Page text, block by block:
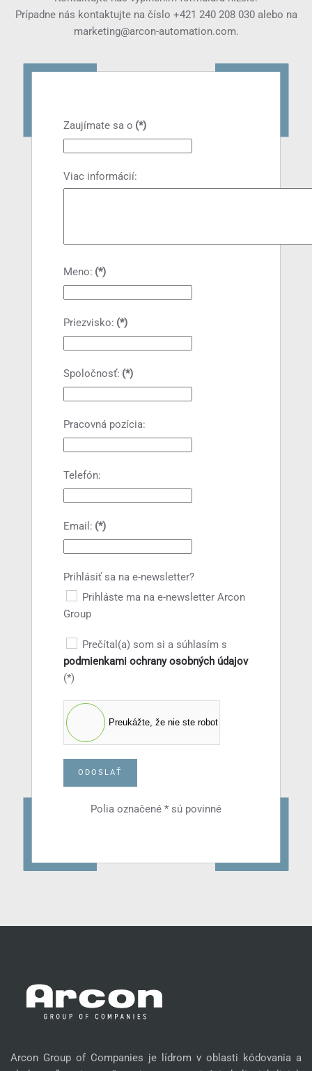
Prípadne nás kontaktujte na číslo +421 240 208 030alebo na
marketing@arcon-automation.com.
Zaujímate sa o (*)
Viac informácií:
Meno: (*)
Priezvisko: (*)
Spoločnosť: (*)
Pracovná pozícia:
Telefón:
Email: (*)
Prihlásiť sa na e-newsletter?
Prihláste ma na e-newsletter Arcon
Group
Prečítal(a) som si a súhlasím s
podmienkami ochrany osobných údajov
(*)
Preukážte, že nie ste robot
ODOSLAŤ
Polia označené * sú povinné
Arcon Group of Companies je lídrom v oblasti kódovania a